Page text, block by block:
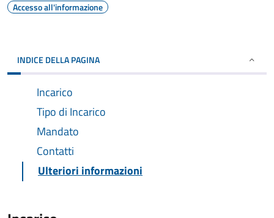
Accesso all'informazione
INDICE DELLA PAGINA
Incarico
Tipo di Incarico
Mandato
Contatti
Ulteriori informazioni